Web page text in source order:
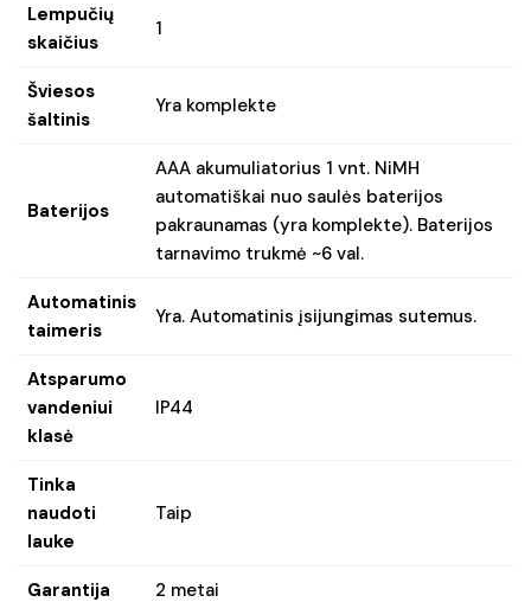
Lempučių
skaičius
1
Šviesos
šaltinis
Yra komplekte
Baterijos
AAA akumuliatorius 1 vnt. NiMH
automatiškai nuo saulės baterijos
pakraunamas (yra komplekte). Baterijos
tarnavimo trukmė ~6 val.
Automatinis
taimeris
Yra. Automatinis įsijungimas sutemus.
Atsparumo
vandeniui
klasė
IP44
Tinka
naudoti
lauke
Taip
Garantija 2 metai